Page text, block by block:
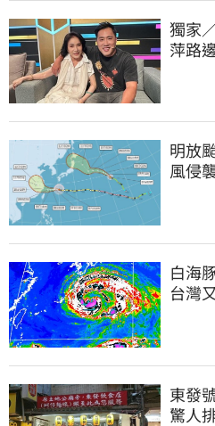
獨家
萍路
明放
風侵
白海
台灣
東發
驚人